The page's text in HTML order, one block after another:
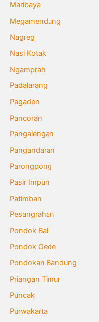
Maribaya
Megamendung
Nagreg
Nasi Kotak
Ngamprah
Padalarang
Pagaden
Pancoran
Pangalengan
Pangandaran
Parongpong
Pasir Impun
Patimban
Pesangrahan
Pondok Bali
Pondok Gede
Pondokan Bandung
Priangan Timur
Puncak
Purwakarta